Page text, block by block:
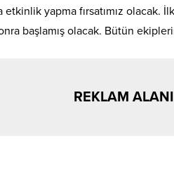
yapma fırsatımız olacak.
başlamış olacak. Bütün
REKLAM ALANI